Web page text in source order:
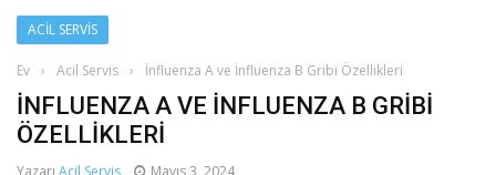
ACIL SERVIS
Ev › Acil Servis › İnfluenza A ve İnfluenza B Gribi Özellikleri
İNFLUENZA A VE İNFLUENZA B GRIBI
ÖZELLIKLERI
Yazarı Acil Servis Mayıs 3, 2024